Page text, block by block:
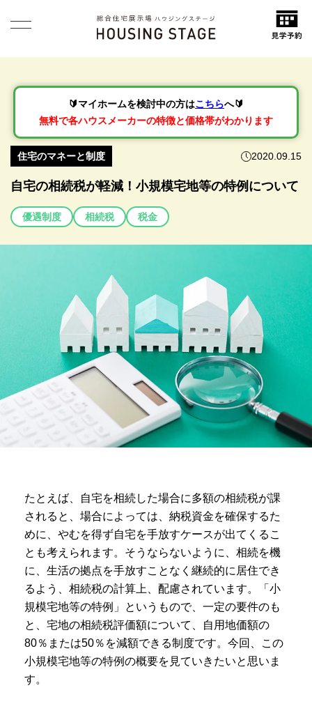
🔰マイホームを検討中の方はこちらへ🔰
無料で各ハウスメーカーの特徴と価格帯がわかります
住宅のマネーと制度 2020.09.15
自宅の相続税が軽減！小規模宅地等の特例について
優遇制度 相続税 税金
たとえば、自宅を相続した場合に多額の相続税が課
されると、場合によっては、納税資金を確保するた
めに、やむを得ず自宅を手放すケースが出てくるこ
とも考えられます。そうならないように、相続を機
に、生活の拠点を手放すことなく継続的に居住でき
るよう、相続税の計算上、配慮されています。「小
規模宅地等の特例」というもので、一定の要件のも
と、宅地の相続税評価額について、自用地価額の
80％または50％を減額できる制度です。今回、この
小規模宅地等の特例の概要を見ていきたいと思いま
す。